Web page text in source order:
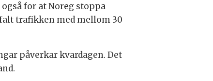
for at Noreg stoppa
trafikken med mellom 30
påverkar kvardagen. Det